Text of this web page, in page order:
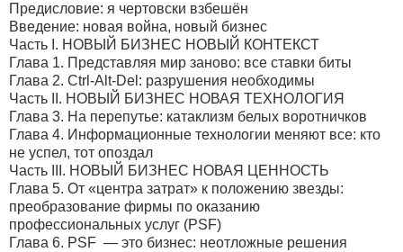
Предисловие: я чертовски взбешён
Введение: новая война, новый бизнес
Часть I. НОВЫЙ БИЗНЕС НОВЫЙ КОНТЕКСТ
Глава 1. Представляя мир заново: все ставки биты
Глава 2. Сtrl-Alt-Del: разрушения необходимы
Часть II. НОВЫЙ БИЗНЕС НОВАЯ ТЕХНОЛОГИЯ
Глава 3. На перепутье: катаклизм белых воротничков
Глава 4. Информационные технологии меняют все: кто
не успел, тот опоздал
Часть III. НОВЫЙ БИЗНЕС НОВАЯ ЦЕННОСТЬ
Глава 5. От «центра затрат» к положению звезды:
преобразование фирмы по оказанию
профессиональных услуг (РSF)
Глава 6. РSF — это бизнес: неотложные решения